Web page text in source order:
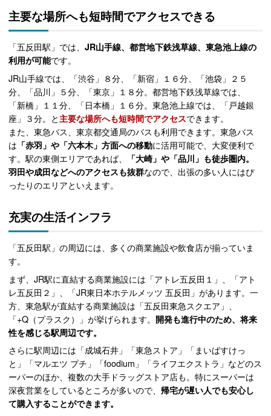
主要な場所へも短時間でアクセスできる
「五反田駅」では、JR山手線、都営地下鉄浅草線、東急池上線の
利用が可能です。
JR山手線では、「渋谷」８分、「新宿」１６分、「池袋」２５
分、「品川」５分、「東京」１８分。都営地下鉄浅草線では、
「新橋」１１分、「日本橋」１６分。東急池上線では、「戸越銀
座」３分。と 主要な場所へも短時間でアクセスできます。
また、東急バス、東京都交通局のバスも利用できます。東急バス
は 「赤羽」や「六本木」方面への移動に活用可能で、大変便利で
す。駅の東側エリアであれば、
「大崎」や「品川」も徒歩圏内。
羽田や成田などへのアクセスも抜群なので、出張の多い人にはぴ
ったりのエリアといえます。
充実の生活インフラ
「五反田駅」の周辺には、多くの商業施設や飲食店が揃っていま
す。
まず、JR駅に直結する商業施設には「アトレ五反田１」、「アト
レ五反田２」、「JR東日本ホテルメッツ 五反田」があります。一
方、東急駅が直結する商業施設は「五反田東急スクエア」、
「+Q（プラスク）」が挙げられます。開発も進行中のため、将来
性を感じる駅周辺です。
さらに駅周辺には「成城石井」「東急ストア」「まいばすけっ
と」「マルエツ プチ」「foodium」「ライフエクストラ」などのス
ーパーのほか、複数の大手ドラッグストア店も。特にスーパーは
深夜営業をしているところが多いので、 帰宅が遅い人でも安心し
て購入することができます。